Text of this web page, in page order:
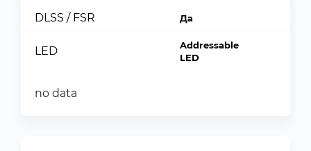
DLSS / FSR Да
LED
Addressable
LED
no data